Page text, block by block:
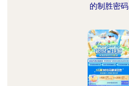
的制胜密码